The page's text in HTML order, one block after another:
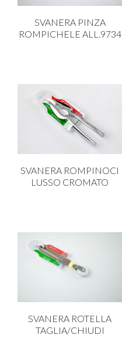
SVANERA PINZA
ROMPICHELE ALL.9734
SVANERA ROMPINOCI
LUSSO CROMATO
SVANERA ROTELLA
TAGLIA/CHIUDI